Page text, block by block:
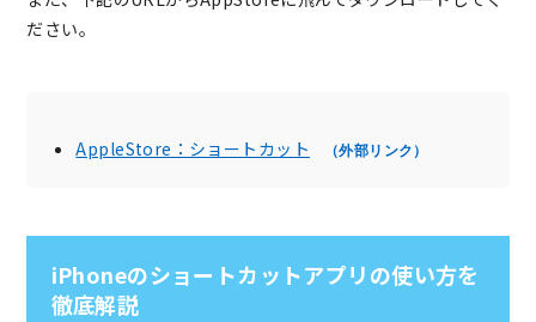
ださい。
AppleStore：ショートカット （外部リンク）
iPhoneのショートカットアプリの使い方を
徹底解説